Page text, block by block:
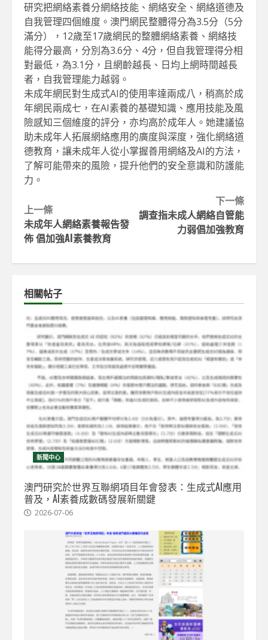
研究把網絡素養分網絡技能、網絡安全、網絡道德及
自我管理四個維度。澳門網民整體得分為3.5分（5分
滿分），12歲至17歲網民的整體網絡素養、網絡技
能得分最高，分別為3.6分、4分，但自我管理得分相
對最低，為3.1分，且網齡越長、日均上網時間越長
者，自我管理能力越弱。
未成年網民對生成式AI的使用率達兩成八，稍高於成
年網民兩成七，在AI素養的基礎知識、應用技能及風
險感知三個維度的評分，亦均高於成年人。她建議協
助未成年人拓展網絡應用的廣度與深度，強化網絡道
德教育，讓未成年人從小掌握善用網絡及AI的方法，
了解可能帶來的風險，提升他們的安全意識和防護能
力。
Continue
Reading
下一條
調查指未成人網絡自管能
力弱倡加強教育
上一條
未成年人網絡素養報告發
佈 倡加強AI素養教育
相關帖子
新聞中心
澳門研究於世界互聯網項目年會發表：生成式AI應用
普及，AI素養成數碼發展新關鍵
2026-07-06